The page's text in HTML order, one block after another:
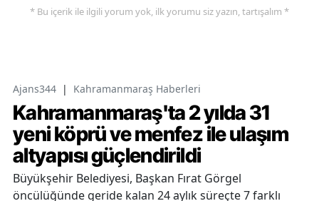
* Bu içerik ile ilgili yorum yok, ilk yorumu siz yazın, tartışalım *
Ajans344 | Kahramanmaraş Haberleri
Kahramanmaraş'ta 2 yılda 31
yeni köprü ve menfez ile ulaşım
altyapısı güçlendirildi
Büyükşehir Belediyesi, Başkan Fırat Görgel
öncülüğünde geride kalan 24 aylık süreçte 7 farklı